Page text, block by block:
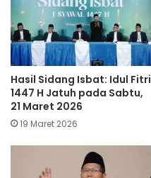
Hasil Sidang Isbat: Idul Fitri
1447 H Jatuh pada Sabtu,
21 Maret 2026
19 Maret 2026